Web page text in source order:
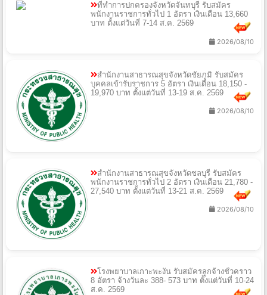
ที่ทำการปกครองจังหวัดจันทบุรี รับสมัคร
พนักงานราชการทั่วไป 1 อัตรา เงินเดือน 13,660
บาท ตั้งแต่วันที่ 7-14 ส.ค. 2569
2026/08/10
สำนักงานสาธารณสุขจังหวัดชัยภูมิ รับสมัคร
บุคคลเข้ารับราชการ 5 อัตรา เงินเดือน 18,150 -
19,970 บาท ตั้งแต่วันที่ 13-19 ส.ค. 2569
2026/08/10
สำนักงานสาธารณสุขจังหวัดชลบุรี รับสมัคร
พนักงานราชการทั่วไป 2 อัตรา เงินเดือน 21,780 -
27,540 บาท ตั้งแต่วันที่ 13-21 ส.ค. 2569
2026/08/10
โรงพยาบาลเกาะพะงัน รับสมัครลูกจ้างชั่วคราว
8 อัตรา จ้างวันละ 388- 573 บาท ตั้งแต่วันที่ 10-24
ส.ค. 2569